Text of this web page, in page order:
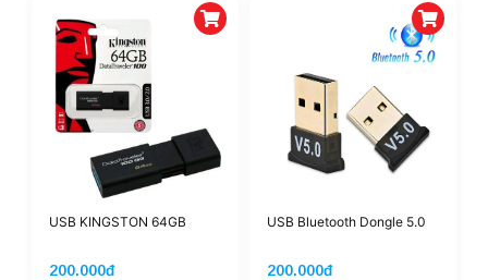
USB KINGSTON 64GB
200.000đ
USB Bluetooth Dongle 5.0
200.000đ